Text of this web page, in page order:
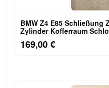
BMW Z4 E85
Zylinder Kofferraum
169,00 €